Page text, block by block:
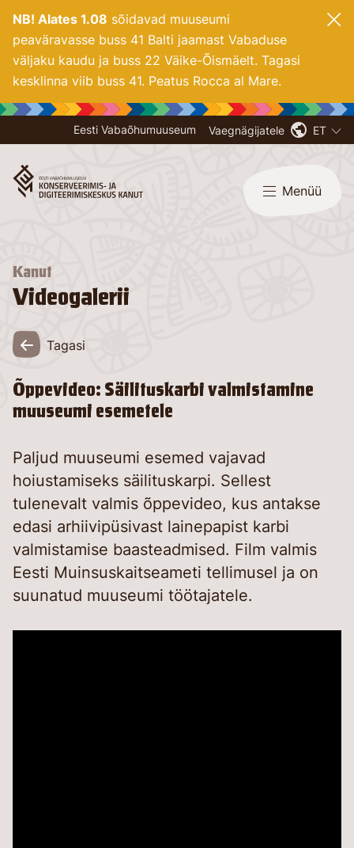
NB! Alates 1.08 sõidavad muuseumi
peaväravasse buss 41 Balti jaamast Vabaduse
väljaku kaudu ja buss 22 Väike-Õismäelt. Tagasi
kesklinna viib buss 41. Peatus Rocca al Mare.
Eesti Vabaõhumuuseum Vaegnägijatele ET
Menüü
Kanut
Videogalerii
Tagasi
Õppevideo: Säilituskarbi valmistamine
muuseumi esemetele
Paljud muuseumi esemed vajavad
hoiustamiseks säilituskarpi. Sellest
tulenevalt valmis õppevideo, kus antakse
edasi arhiivipüsivast lainepapist karbi
valmistamise baasteadmised. Film valmis
Eesti Muinsuskaitseameti tellimusel ja on
suunatud muuseumi töötajatele.